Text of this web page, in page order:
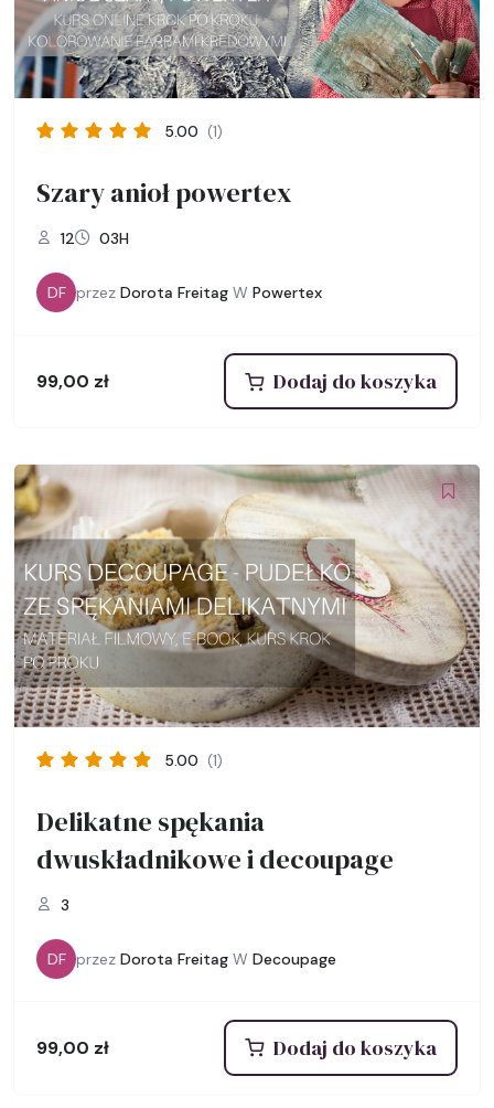
5.00 (1)
Szary anioł powertex
12 03H
DF przez Dorota Freitag W Powertex
99,00 zł Dodaj do koszyka
5.00 (1)
Delikatne spękania
dwuskładnikowe i decoupage
3
DF przez Dorota Freitag W Decoupage
99,00 zł Dodaj do koszyka